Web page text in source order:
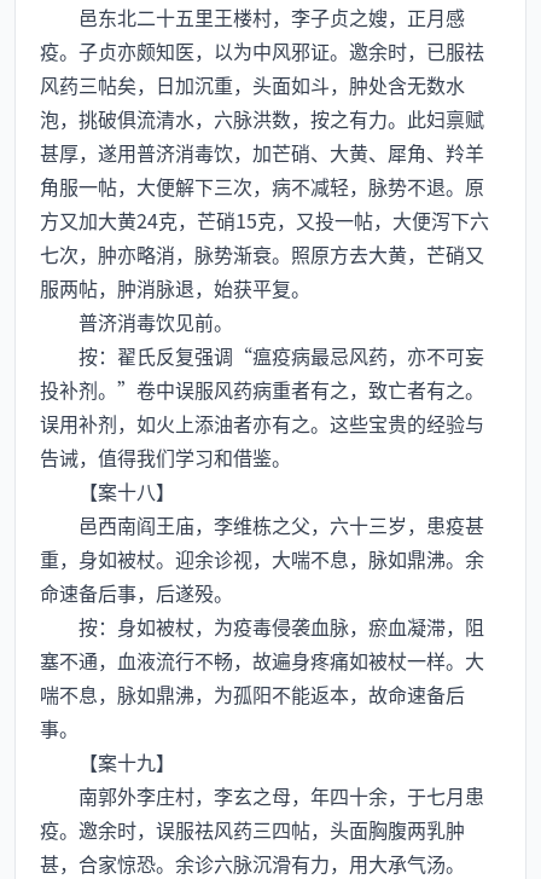
邑东北二十五里王楼村，李子贞之嫂，正月感
疫。子贞亦颇知医，以为中风邪证。邀余时，已服祛
风药三帖矣，日加沉重，头面如斗，肿处含无数水
泡，挑破俱流清水，六脉洪数，按之有力。此妇禀赋
甚厚，遂用普济消毒饮，加芒硝、大黄、犀角、羚羊
角服一帖，大便解下三次，病不减轻，脉势不退。原
方又加大黄24克，芒硝15克，又投一帖，大便泻下六
七次，肿亦略消，脉势渐衰。照原方去大黄，芒硝又
服两帖，肿消脉退，始获平复。
普济消毒饮见前。
按：翟氏反复强调“瘟疫病最忌风药，亦不可妄
投补剂。”卷中误服风药病重者有之，致亡者有之。
误用补剂，如火上添油者亦有之。这些宝贵的经验与
告诫，值得我们学习和借鉴。
【案十八】
邑西南阎王庙，李维栋之父，六十三岁，患疫甚
重，身如被杖。迎余诊视，大喘不息，脉如鼎沸。余
命速备后事，后遂殁。
按：身如被杖，为疫毒侵袭血脉，瘀血凝滞，阻
塞不通，血液流行不畅，故遍身疼痛如被杖一样。大
喘不息，脉如鼎沸，为孤阳不能返本，故命速备后
事。
【案十九】
南郭外李庄村，李玄之母，年四十余，于七月患
疫。邀余时，误服祛风药三四帖，头面胸腹两乳肿
甚，合家惊恐。余诊六脉沉滑有力，用大承气汤。